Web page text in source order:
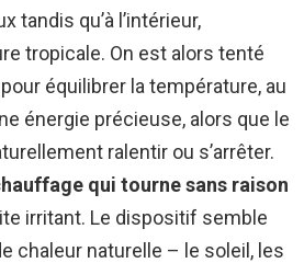
tandis qu’à l’intérieur,
tropicale. On est alors tenté
équilibrer la température, au
énergie précieuse, alors que le
ralentir ou s’arrêter.
qui tourne sans raison
irritant. Le dispositif semble
chaleur naturelle – le soleil, les